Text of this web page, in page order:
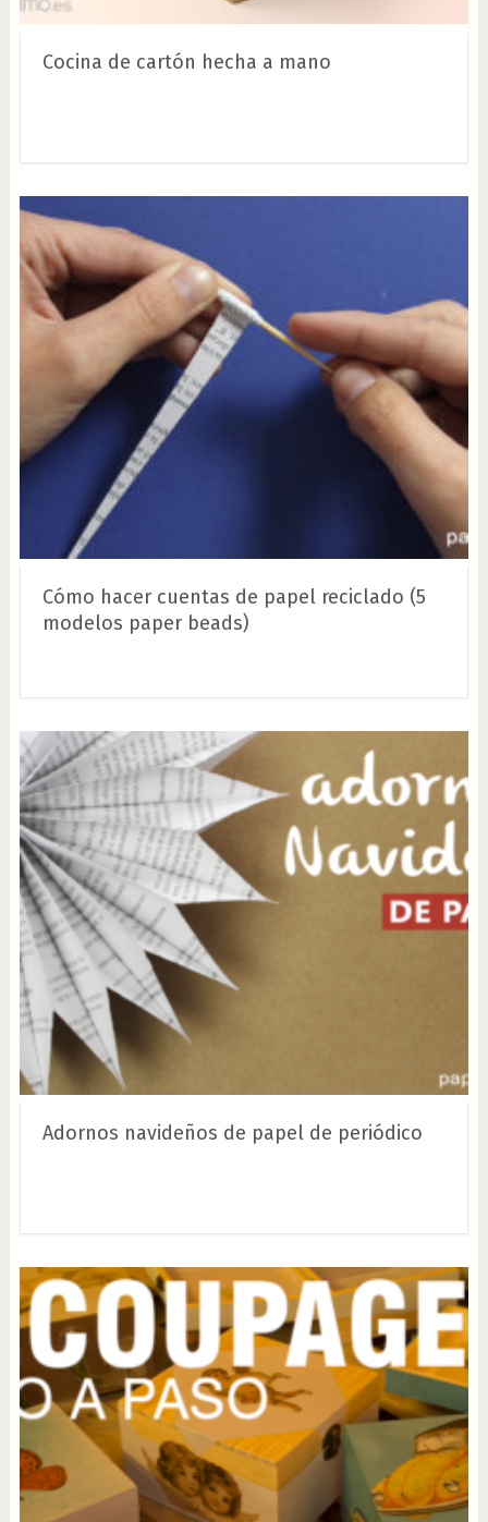
Cocina de cartón hecha a mano
Cómo hacer cuentas de papel reciclado (5
modelos paper beads)
Adornos navideños de papel de periódico